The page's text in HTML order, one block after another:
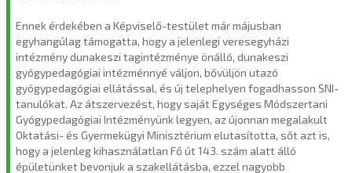
Ennek érdekében a Képviselő-testület már májusban
egyhangúlag támogatta, hogy a jelenlegi veresegyházi
intézmény dunakeszi tagintézménye önálló, dunakeszi
gyógypedagógiai intézménnyé váljon, bővüljön utazó
gyógypedagógiai ellátással, és új telephelyen fogadhasson SNI-
tanulókat. Az átszervezést, hogy saját Egységes Módszertani
Gyógypedagógiai Intézményünk legyen, az újonnan megalakult
Oktatási- és Gyermekügyi Minisztérium elutasította, sőt azt is,
hogy a jelenleg kihasználatlan Fő út 143. szám alatt álló
épületünket bevonjuk a szakellátásba, ezzel nagyobb